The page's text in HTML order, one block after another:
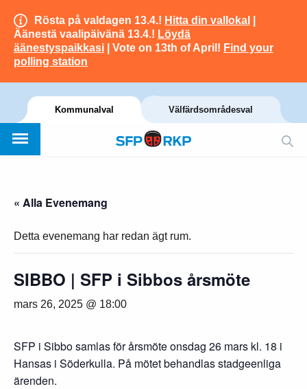
Rösta på valdagen 13.4.! Hitta din vallokal
Äänestä vaalipäivänä 13.4.! Löydä
äänestyspaikkasi | Vote on 13th of April! Find your
polling station
Kommunalval Välfärdsområdesval
« Alla Evenemang
Detta evenemang har redan ägt rum.
SIBBO | SFP i Sibbos årsmöte
mars 26, 2025 @ 18:00
SFP i Sibbo samlas för årsmöte onsdag 26 mars kl. 18 i
Hansas i Söderkulla. På mötet behandlas stadgeenliga
ärenden.